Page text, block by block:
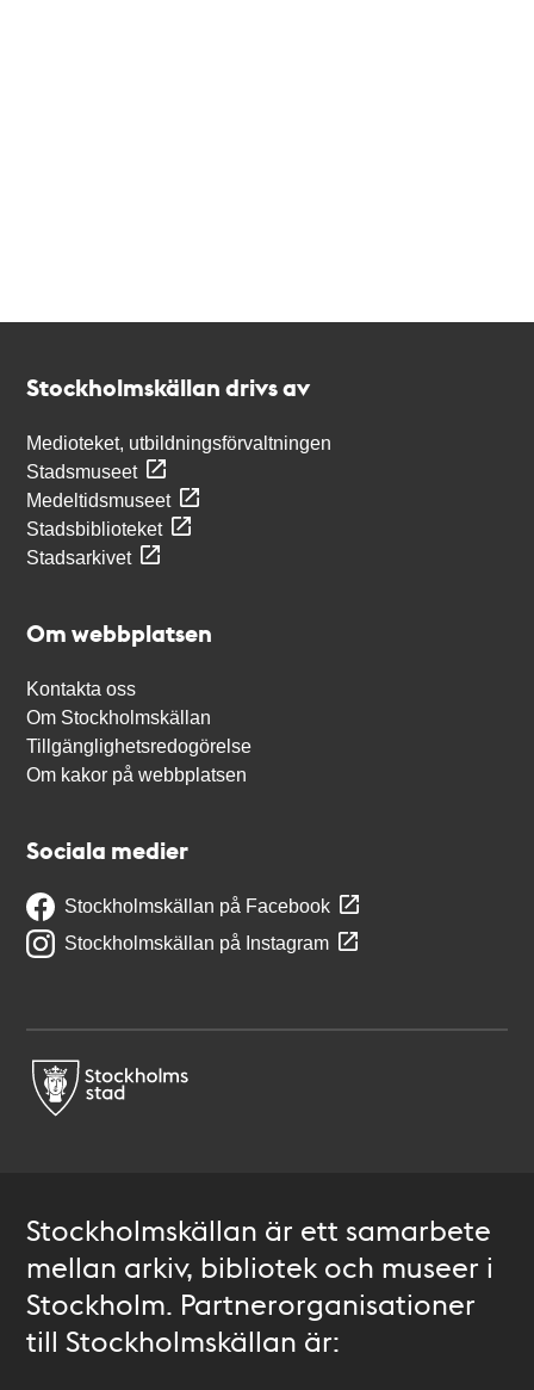
Stockholmskällan drivs av
Medioteket, utbildningsförvaltningen
Stadsmuseet
Medeltidsmuseet
Stadsbiblioteket
Stadsarkivet
Om webbplatsen
Kontakta oss
Om Stockholmskällan
Tillgänglighetsredogörelse
Om kakor på webbplatsen
Sociala medier
Stockholmskällan på Facebook
Stockholmskällan på Instagram
Stockholmskällan är ett samarbete
mellan arkiv, bibliotek och museer i
Stockholm. Partnerorganisationer
till Stockholmskällan är: